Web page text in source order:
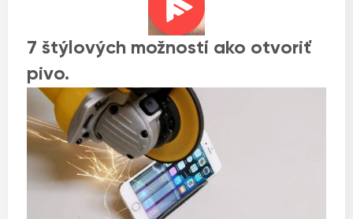
7 štýlových možností ako otvoriť
pivo.